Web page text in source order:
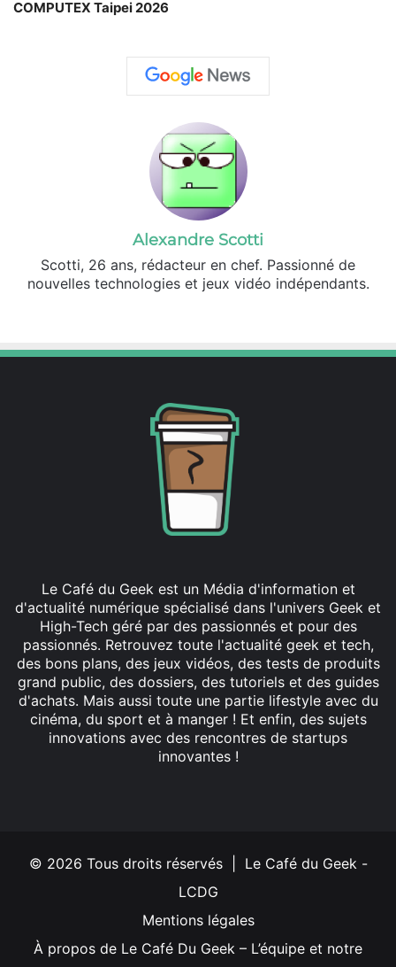
COMPUTEX Taipei 2026
Alexandre Scotti
Scotti, 26 ans, rédacteur en chef. Passionné de
nouvelles technologies et jeux vidéo indépendants.
Le Café du Geek est un Média d'information et
d'actualité numérique spécialisé dans l'univers Geek et
High-Tech géré par des passionnés et pour des
passionnés. Retrouvez toute l'actualité geek et tech,
des bons plans, des jeux vidéos, des tests de produits
grand public, des dossiers, des tutoriels et des guides
d'achats. Mais aussi toute une partie lifestyle avec du
cinéma, du sport et à manger ! Et enfin, des sujets
innovations avec des rencontres de startups
innovantes !
© 2026 Tous droits réservés | Le Café du Geek -
LCDG
Mentions légales
À propos de Le Café Du Geek – L’équipe et notre